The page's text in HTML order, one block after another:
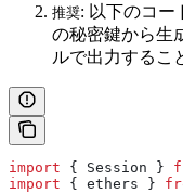
推奨: 以下のコー
の秘密鍵から生
ルで出力するこ
import { Session }
import { ethers }